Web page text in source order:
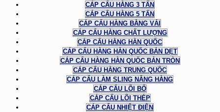
CÁP CẨU HÀNG 3 TẤN
CÁP CẨU HÀNG 5 TẤN
CÁP CẨU HÀNG BẰNG VẢI
CÁP CẨU HÀNG CHẤT LƯỢNG
CÁP CẨU HÀNG HÀN QUỐC
CÁP CẨU HÀNG HÀN QUỐC BẢN DẸT
CÁP CẨU HÀNG HÀN QUỐC BẢN TRÒN
CÁP CẨU HÀNG TRUNG QUỐC
CÁP CẨU LÀM SLING NÂNG HÀNG
CÁP CẨU LÕI BỐ
CÁP CẨU LÕI THÉP
CÁP CẨU NHIỆT ĐIỆN